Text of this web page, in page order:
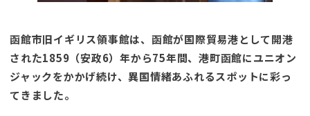
函館市旧イギリス領事館は、函館が国際貿易港として開港
された1859（安政6）年から75年間、港町函館にユニオン
ジャックをかかげ続け、異国情緒あふれるスポットに彩っ
てきました。